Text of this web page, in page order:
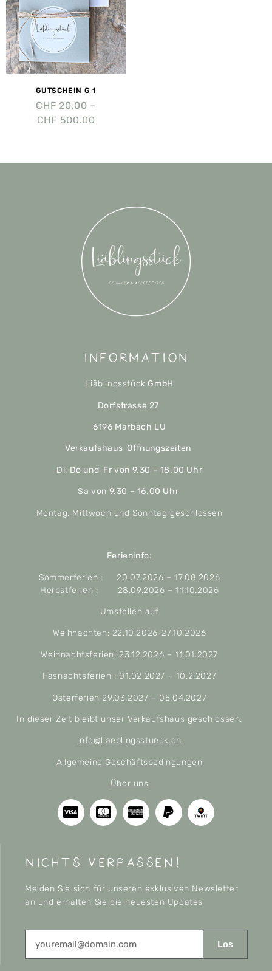
GUTSCHEIN G 1
CHF 20.00 –
CHF 500.00
Information
Liäblingsstück GmbH
Dorfstrasse 27
6196 Marbach LU
Verkaufshaus Öffnungszeiten
Di, Do und Fr von 9.30 – 18.00 Uhr
Sa von 9.30 – 16.00 Uhr
Montag, Mittwoch und Sonntag geschlossen
Ferieninfo:
Sommerferien : 20.07.2026 – 17.08.2026
Herbstferien : 28.09.2026 – 11.10.2026
Umstellen auf
Weihnachten: 22.10.2026-27.10.2026
Weihnachtsferien: 23.12.2026 – 11.01.2027
Fasnachtsferien : 01.02.2027 – 10.2.2027
Osterferien 29.03.2027 – 05.04.2027
In dieser Zeit bleibt unser Verkaufshaus geschlossen.
info@liaeblingsstueck.ch
Allgemeine Geschäftsbedingungen
Über uns
nichts verpassen!
Melden Sie sich für unseren exklusiven Newsletter
an und erhalten Sie die neuesten Updates
Los